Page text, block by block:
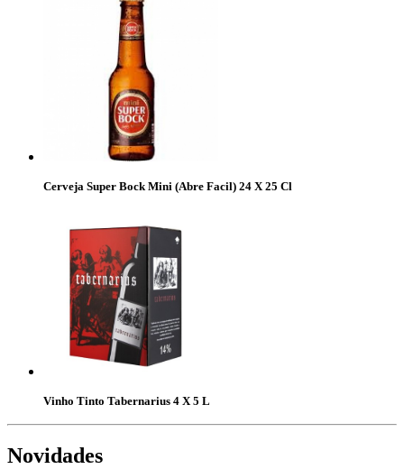
Cerveja Super Bock Mini (Abre Facil) 24 X 25 Cl
Vinho Tinto Tabernarius 4 X 5 L
Novidades